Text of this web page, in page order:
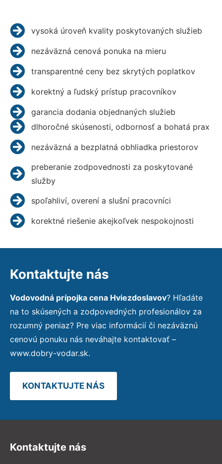
vysoká úroveň kvality poskytovaných služieb
nezáväzná cenová ponuka na mieru
transparentné ceny bez skrytých poplatkov
korektný a ľudský prístup pracovníkov
garancia dodania objednaných služieb
dlhoročné skúsenosti, odbornosť a bohatá prax
nezáväzná a bezplatná obhliadka priestorov
preberanie zodpovednosti za poskytované
služby
spoľahliví, overení a slušní pracovníci
korektné riešenie akejkoľvek nespokojnosti
Kontaktujte nás
Vodovodná prípojka cena Hviezdoslavov? Hľadáte
na to skúsených a zodpovedných profesionálov za
rozumný peniaz? Pre viac informácií či nezáväznú
cenovú ponuku nás neváhajte kontaktovať –
www.dobry-vodar.sk.
KONTAKTUJTE NÁS
Kontaktujte nás